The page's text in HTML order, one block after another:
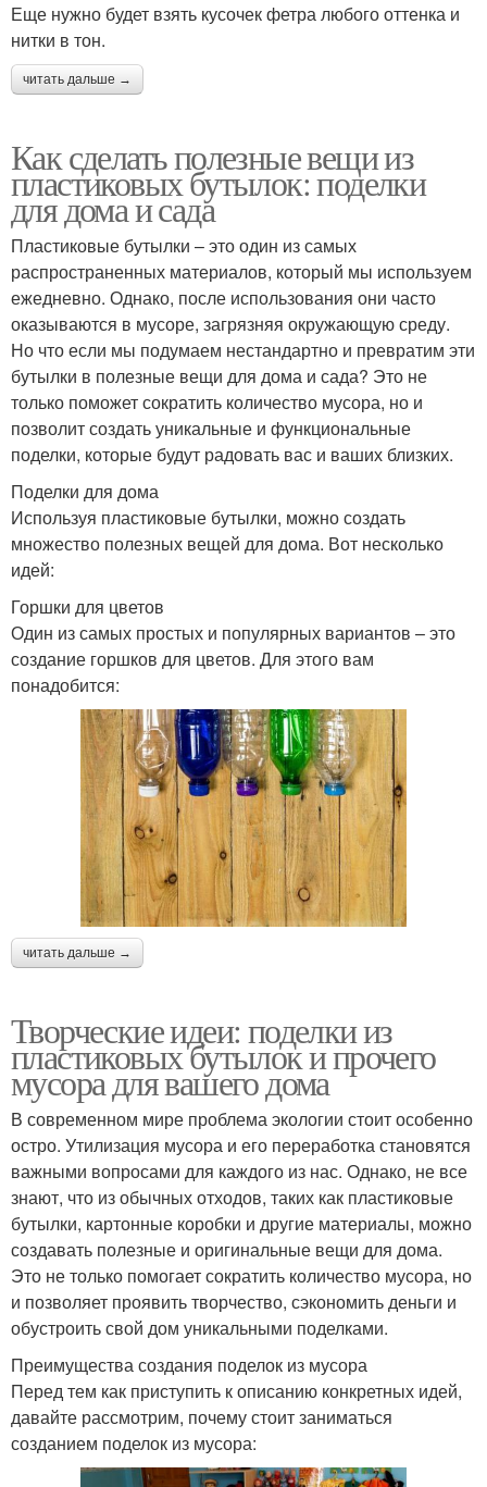
Еще нужно будет взять кусочек фетра любого оттенка и
нитки в тон.
читать дальше →
Как сделать полезные вещи из
пластиковых бутылок: поделки
для дома и сада
Пластиковые бутылки – это один из самых
распространенных материалов, который мы используем
ежедневно. Однако, после использования они часто
оказываются в мусоре, загрязняя окружающую среду.
Но что если мы подумаем нестандартно и превратим эти
бутылки в полезные вещи для дома и сада? Это не
только поможет сократить количество мусора, но и
позволит создать уникальные и функциональные
поделки, которые будут радовать вас и ваших близких.
Поделки для дома
Используя пластиковые бутылки, можно создать
множество полезных вещей для дома. Вот несколько
идей:
Горшки для цветов
Один из самых простых и популярных вариантов – это
создание горшков для цветов. Для этого вам
понадобится:
читать дальше →
Творческие идеи: поделки из
пластиковых бутылок и прочего
мусора для вашего дома
В современном мире проблема экологии стоит особенно
остро. Утилизация мусора и его переработка становятся
важными вопросами для каждого из нас. Однако, не все
знают, что из обычных отходов, таких как пластиковые
бутылки, картонные коробки и другие материалы, можно
создавать полезные и оригинальные вещи для дома.
Это не только помогает сократить количество мусора, но
и позволяет проявить творчество, сэкономить деньги и
обустроить свой дом уникальными поделками.
Преимущества создания поделок из мусора
Перед тем как приступить к описанию конкретных идей,
давайте рассмотрим, почему стоит заниматься
созданием поделок из мусора: